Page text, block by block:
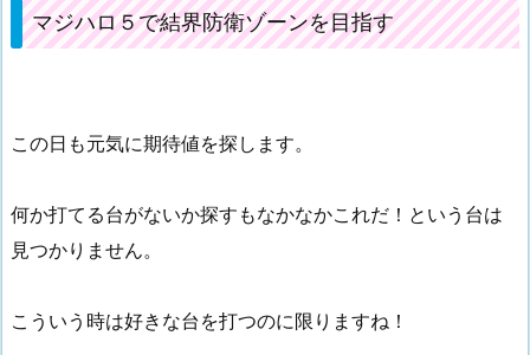
マジハロ５で結界防衛ゾーンを目指す
この日も元気に期待値を探します。
何か打てる台がないか探すもなかなかこれだ！という台は
見つかりません。
こういう時は好きな台を打つのに限りますね！